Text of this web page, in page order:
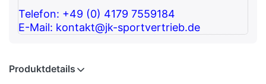
Telefon: +49 (0) 4179 7559184
E-Mail: kontakt@jk-sportvertrieb.de
Produktdetails